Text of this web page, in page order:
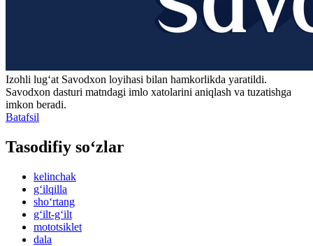
Izohli lugʻat Savodxon loyihasi bilan hamkorlikda yaratildi.
Savodxon dasturi matndagi imlo xatolarini aniqlash va tuzatishga
imkon beradi.
Batafsil
Tasodifiy so‘zlar
kelinchak
g‘ilqilla
sho‘rtang
g‘ilt-g‘ilt
mototsiklet
dala